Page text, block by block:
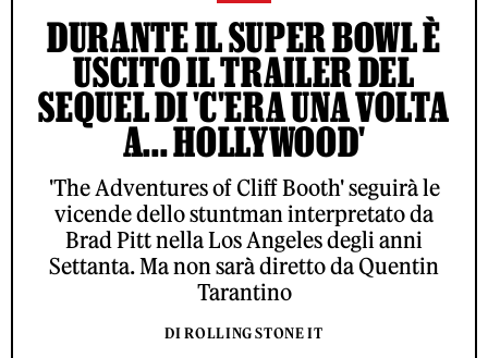
DURANTE IL SUPER BOWL È
USCITO IL TRAILER DEL
SEQUEL DI 'C'ERA UNA VOLTA
A... HOLLYWOOD'
'The Adventures of Cliff Booth' seguirà le
vicende dello stuntman interpretato da
Brad Pitt nella Los Angeles degli anni
Settanta. Ma non sarà diretto da Quentin
Tarantino
DI ROLLING STONE IT